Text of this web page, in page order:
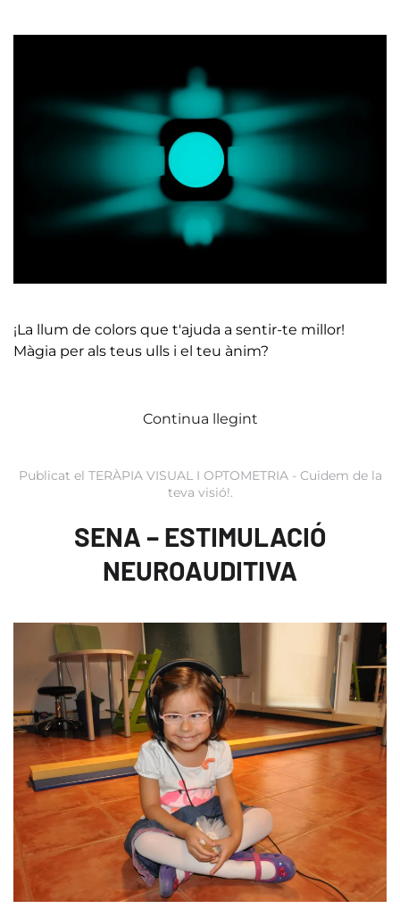
¡La llum de colors que t'ajuda a sentir-te millor!
Màgia per als teus ulls i el teu ànim?
Continua llegint
Publicat el TERÀPIA VISUAL I OPTOMETRIA - Cuidem de la
teva visió!.
SENA – ESTIMULACIÓ
NEUROAUDITIVA